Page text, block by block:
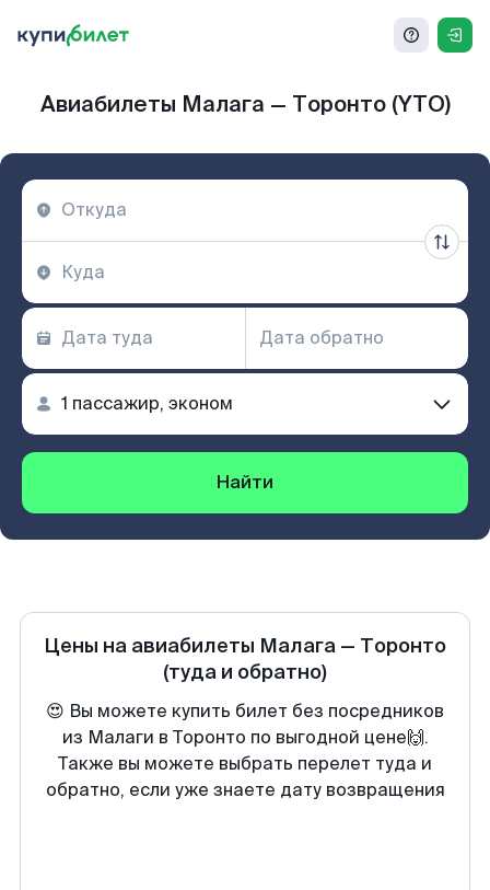
Авиабилеты Малага — Торонто (YTO)
Найти
Цены на авиабилеты Малага — Торонто
(туда и обратно)
😍 Вы можете купить билет без посредников
из Малаги в Торонто по выгодной цене🙌.
Также вы можете выбрать перелет туда и
обратно, если уже знаете дату возвращения